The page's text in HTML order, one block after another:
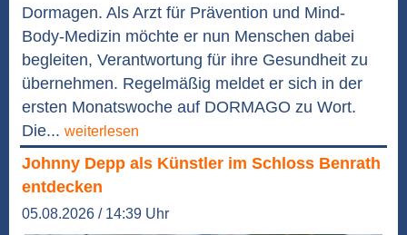
Dormagen. Als Arzt für Prävention und Mind-
Body-Medizin möchte er nun Menschen dabei
begleiten, Verantwortung für ihre Gesundheit zu
übernehmen. Regelmäßig meldet er sich in der
ersten Monatswoche auf DORMAGO zu Wort.
Die... weiterlesen
Johnny Depp als Künstler im Schloss Benrath
entdecken
05.08.2026 / 14:39 Uhr